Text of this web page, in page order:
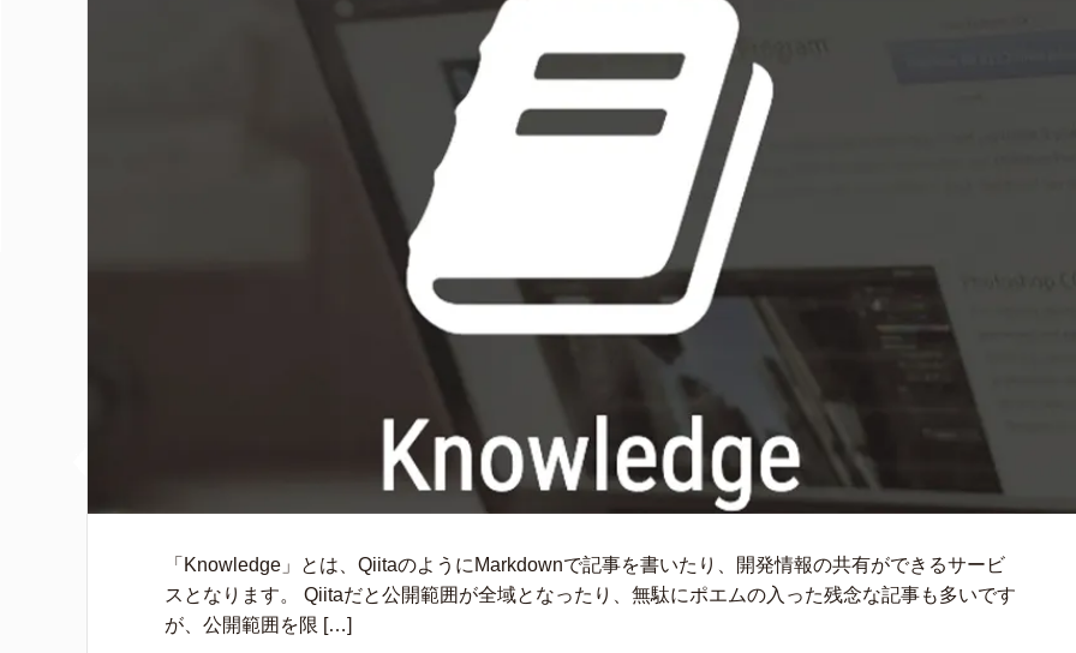
「Knowledge」とは、QiitaのようにMarkdownで記事を書いたり、開発情報の共有ができるサービ
スとなります。 Qiitaだと公開範囲が全域となったり、無駄にポエムの入った残念な記事も多いです
が、公開範囲を限 […]